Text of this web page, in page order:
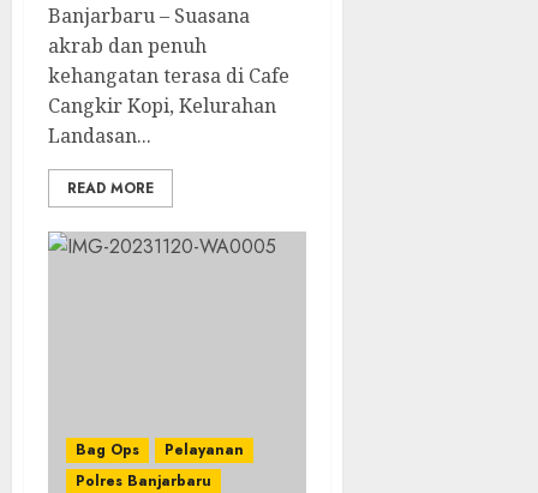
Banjarbaru – Suasana
akrab dan penuh
kehangatan terasa di Cafe
Cangkir Kopi, Kelurahan
Landasan...
READ MORE
Bag Ops
Pelayanan
Polres Banjarbaru